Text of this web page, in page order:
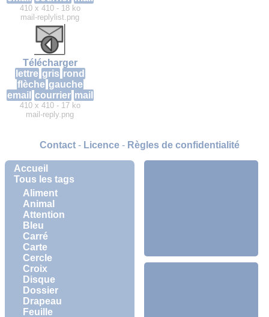
Accueil
Tous les tags
Aliment
Animal
Attention
Bleu
Carré
Carte
Cercle
Croix
Disque
Dossier
Drapeau
Feuille
410 x 410 - 18 ko
mail-replylist.png
Télécharger
lettre gris rond
flèche gauche
email courrier mail
410 x 410 - 17 ko
mail-reply.png
Contact- Licence- Règles de confidentialité